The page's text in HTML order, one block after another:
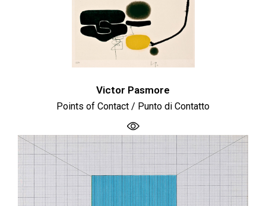
Victor Pasmore
Points of Contact / Punto di Contatto